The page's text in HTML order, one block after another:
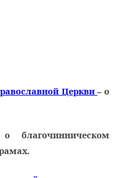
Церкви– о
благочинническом